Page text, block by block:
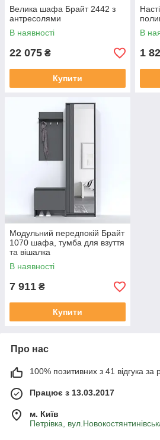
Велика шафа Брайт 2442 з
антресолями
В наявності
22 075 ₴
Купити
В
1
Модульний передпокій Брайт
1070 шафа, тумба для взуття
та вішалка
В наявності
7 911 ₴
Купити
Про нас
100% позитивних з 41 відгука за
Працює з 13.03.2017
м. Київ
Петрівка,